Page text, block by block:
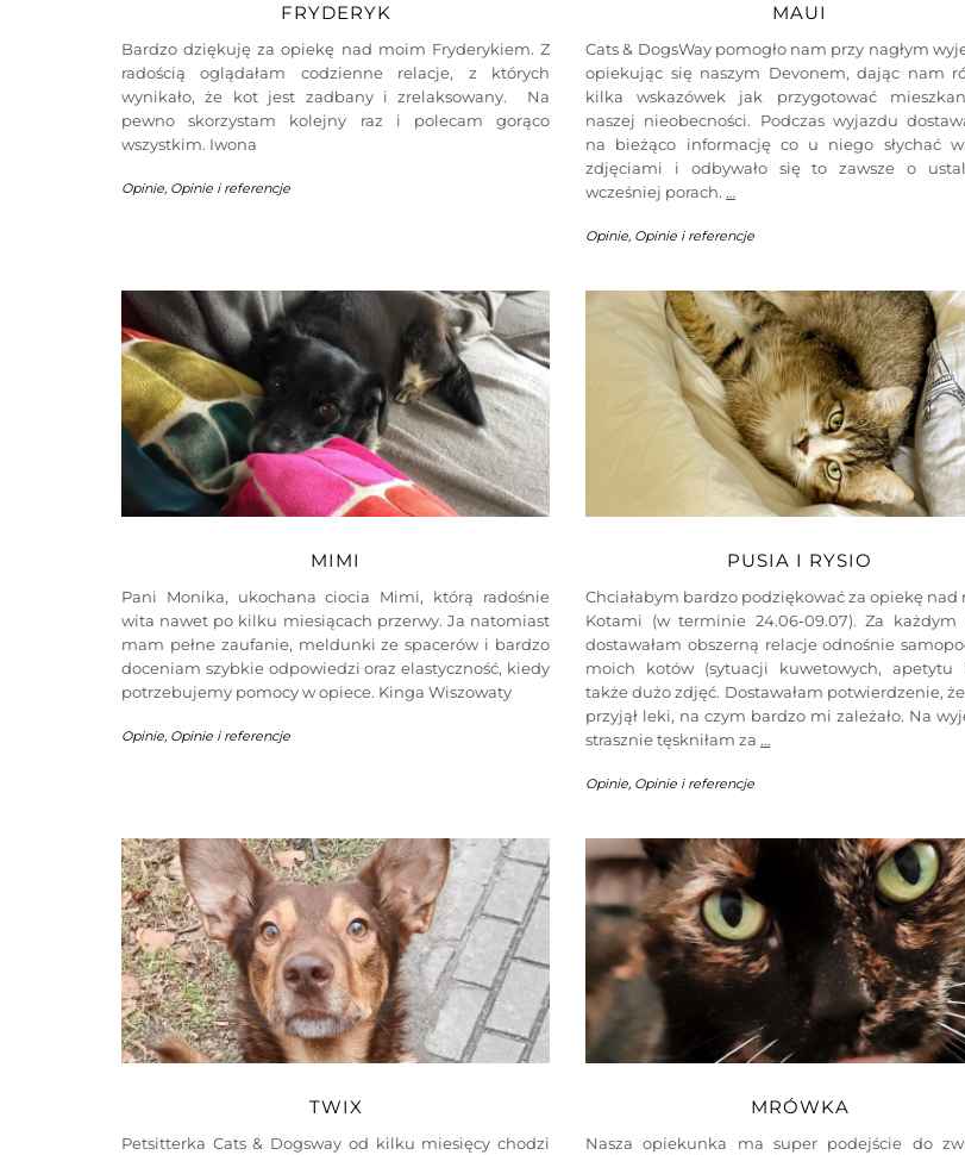
FRYDERYK
Bardzo dziękuję za opiekę nad moim Fryderykiem. Z
radością oglądałam codzienne relacje, z których
wynikało, że kot jest zadbany i zrelaksowany. Na
pewno skorzystam kolejny raz i polecam gorąco
wszystkim. Iwona
Opinie, Opinie i referencje
MAUI
Cats & DogsWay pomogło nam przy nagłym
opiekując się naszym Devonem, dając nam
kilka wskazówek jak przygotować
naszej nieobecności. Podczas wyjazdu
na bieżąco informację co u niego słychać
zdjęciami i odbywało się to zawsze o
wcześniej porach. …
Opinie, Opinie i referencje
MIMI
Pani Monika, ukochana ciocia Mimi, którą radośnie
wita nawet po kilku miesiącach przerwy. Ja natomiast
mam pełne zaufanie, meldunki ze spacerów i bardzo
doceniam szybkie odpowiedzi oraz elastyczność, kiedy
potrzebujemy pomocy w opiece. Kinga Wiszowaty
Opinie, Opinie i referencje
PUSIA I RYSIO
Chciałabym bardzo podziękować za opiekę nad
Kotami (w terminie 24.06-09.07). Za każdym
dostawałam obszerną relacje odnośnie
moich kotów (sytuacji kuwetowych, apetytu
także dużo zdjęć. Dostawałam potwierdzenie,
przyjął leki, na czym bardzo mi zależało. Na
strasznie tęskniłam za …
Opinie, Opinie i referencje
TWIX
Petsitterka Cats & Dogsway od kilku miesięcy chodzi
MRÓWKA
Nasza opiekunka ma super podejście do